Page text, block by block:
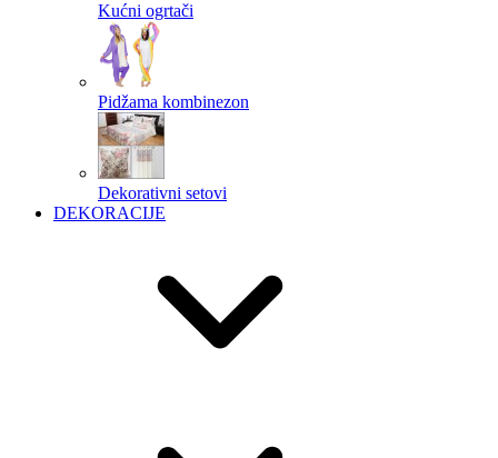
Kućni ogrtači
Pidžama kombinezon
Dekorativni setovi
DEKORACIJE